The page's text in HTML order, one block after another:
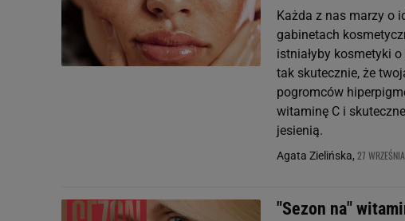
Każda z nas marzy o
gabinetach
istniałyby kosmetyki
tak skutecznie, że
pogromców
witaminę C i
jesienią.
Agata Zielińska, 27
"Sezon na"
Przechowywanie informacji na
badnie odbiorców i ulepszanie